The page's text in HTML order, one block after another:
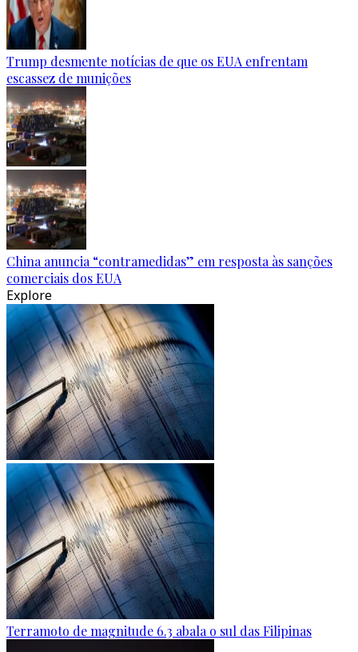
Trump desmente notícias de que os EUA enfrentam
escassez de munições
China anuncia “contramedidas” em resposta às sanções
comerciais dos EUA
Explore
Terramoto de magnitude 6.3 abala o sul das Filipinas